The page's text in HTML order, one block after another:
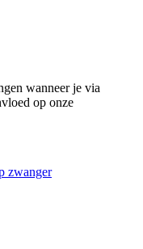
wanneer je via
op onze
zwanger